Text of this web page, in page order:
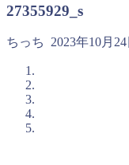
27355929_s
ちっち 2023年10月24